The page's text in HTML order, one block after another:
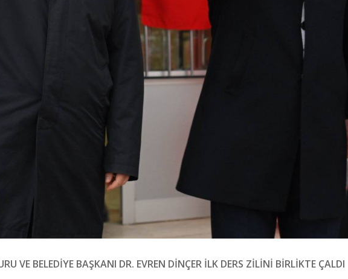
VE BELEDİYE BAŞKANI DR. EVREN DİNÇER İLK DERS ZİLİNİ BİRLİKTE ÇALDI